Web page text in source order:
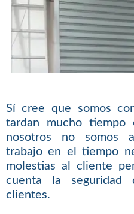
Sí cree que somos
tardan mucho tiempo
nosotros no somos
trabajo en el tiempo
molestias al cliente
cuenta la seguridad
clientes.